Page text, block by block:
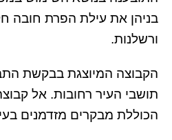
בניהן את עילת הפרת חובה
ורשלנות.
הקבוצה המיוצגת בבקשת
תושבי העיר רחובות. אל
הכוללת מבקרים מזדמנים